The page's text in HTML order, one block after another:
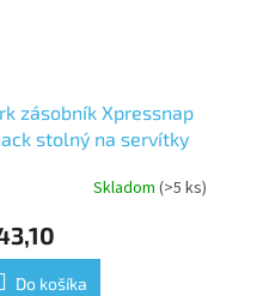
zásobník Xpressnap
stolný na servítky
Skladom(>5 ks)
Do košíka